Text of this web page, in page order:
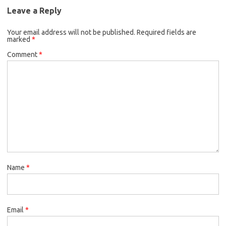
Leave a Reply
Your email address will not be published. Required fields are
marked *
Comment*
Name *
Email *